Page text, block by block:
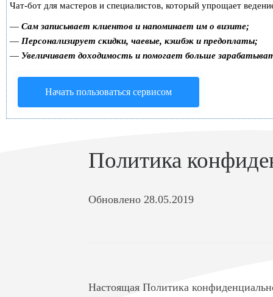
Чат-бот для мастеров и специалистов, который упрощает
— Сам записывает клиентов и напоминает им о визите;
— Персонализирует скидки, чаевые, кэшбэк и предоплаты;
— Увеличивает доходимость и помогает больше
Начать пользоваться сервисом
Политика
Обновлено 28.05.2019
Настоящая Политика